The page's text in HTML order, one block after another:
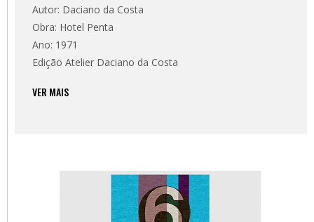
Autor: Daciano da Costa
Obra: Hotel Penta
Ano: 1971
Edição Atelier Daciano da Costa
VER MAIS